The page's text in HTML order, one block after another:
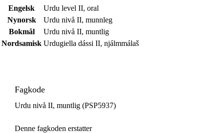
Engelsk
Urdu level II, oral
Nynorsk
Urdu nivå II, munnleg
Bokmål
Urdu nivå II, muntlig
Nordsamisk Urdugiella dássi II, njálmmálaš
Fagkode
Urdu nivå II, muntlig (PSP5937)
Denne fagkoden erstatter